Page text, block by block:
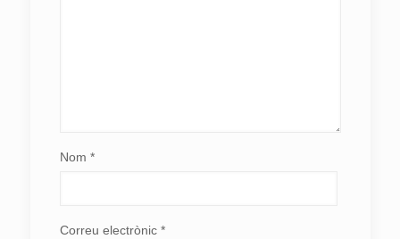
Nom *
Correu electrònic *